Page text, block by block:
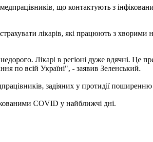
що контактують з
лікарів, які працюють з хворими
Лікарі в регіоні дуже вдячні. Це
по всій Україні", - заявив Зеленський.
задіяних у протидії поширенню
COVID у найближчі дні.